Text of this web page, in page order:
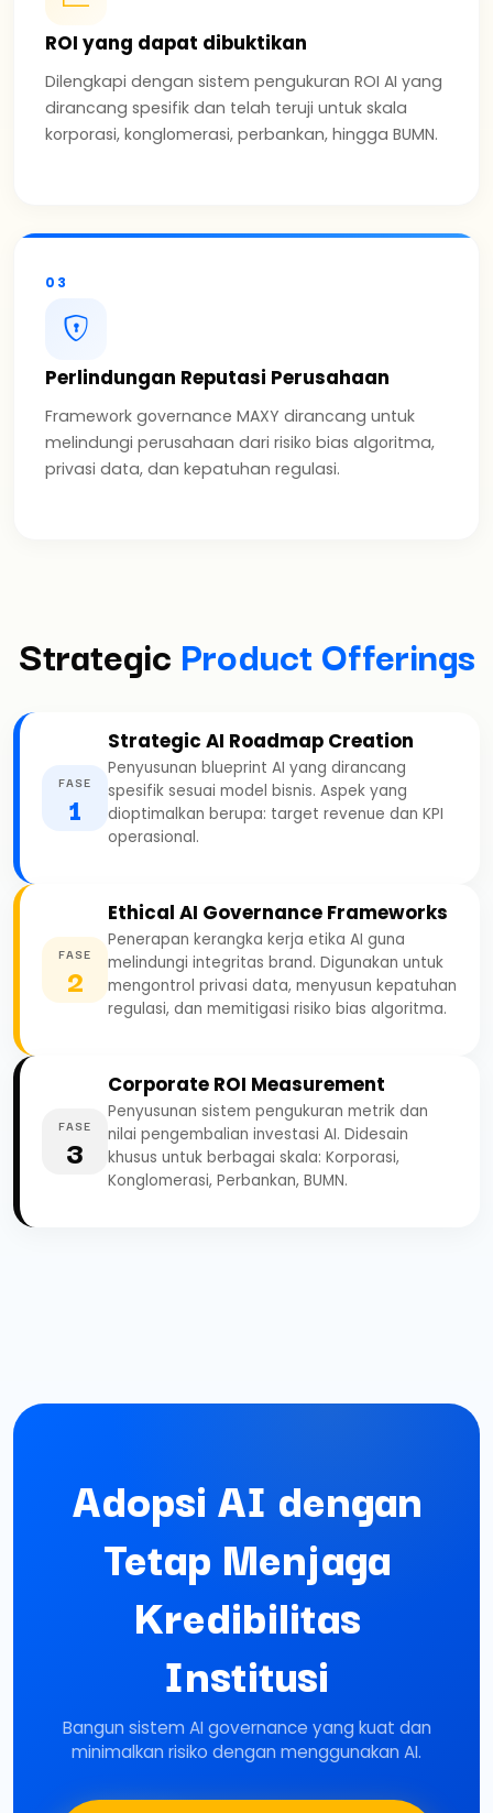
ROI yang dapat dibuktikan
Dilengkapi dengan sistem pengukuran ROI AI yang
dirancang spesifik dan telah teruji untuk skala
korporasi, konglomerasi, perbankan, hingga BUMN.
03
Perlindungan Reputasi Perusahaan
Framework governance MAXY dirancang untuk
melindungi perusahaan dari risiko bias algoritma,
privasi data, dan kepatuhan regulasi.
Strategic Product Offerings
FASE
1
Strategic AI Roadmap Creation
Penyusunan blueprint AI yang dirancang
spesifik sesuai model bisnis. Aspek yang
dioptimalkan berupa: target revenue dan KPI
operasional.
FASE
2
Ethical AI Governance Frameworks
Penerapan kerangka kerja etika AI guna
melindungi integritas brand. Digunakan untuk
mengontrol privasi data, menyusun kepatuhan
regulasi, dan memitigasi risiko bias algoritma.
FASE
3
Corporate ROI Measurement
Penyusunan sistem pengukuran metrik dan
nilai pengembalian investasi AI. Didesain
khusus untuk berbagai skala: Korporasi,
Konglomerasi, Perbankan, BUMN.
Adopsi AI dengan
Tetap Menjaga
Kredibilitas
Institusi
Bangun sistem AI governance yang kuat dan
minimalkan risiko dengan menggunakan AI.